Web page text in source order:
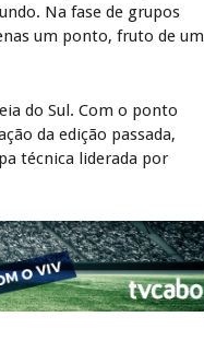
Na fase de grupos
um ponto, fruto de um
do Sul. Com o ponto
da edição passada,
técnica liderada por